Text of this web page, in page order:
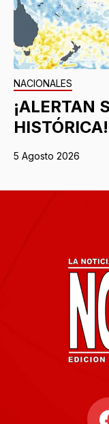
NACIONALES
¡ALERTAN
5 Agosto 2026